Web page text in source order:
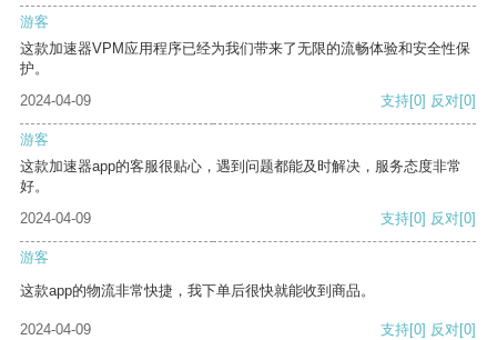
游客
这款加速器VPM应用程序已经为我们带来了无限的流畅体验和安全性保
护。
2024-04-09
支持[0] 反对[0]
游客
这款加速器app的客服很贴心，遇到问题都能及时解决，服务态度非常
好。
2024-04-09
支持[0] 反对[0]
游客
这款app的物流非常快捷，我下单后很快就能收到商品。
2024-04-09 支持[0] 反对[0]